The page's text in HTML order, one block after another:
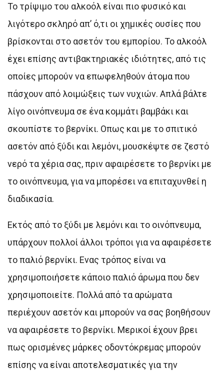
Το τρίψιμο του αλκοόλ είναι πιο φυσικό και
λιγότερο σκληρό απ’ ό,τι οι χημικές ουσίες που
βρίσκονται στο ασετόν του εμπορίου. Το αλκοόλ
έχει επίσης αντιβακτηριακές ιδιότητες, από τις
οποίες μπορούν να επωφεληθούν άτομα που
πάσχουν από λοιμώξεις των νυχιών. Απλά βάλτε
λίγο οινόπνευμα σε ένα κομμάτι βαμβάκι και
σκουπίστε το βερνίκι. Οπως και με το σπιτικό
ασετόν από ξύδι και λεμόνι, μουσκέψτε σε ζεστό
νερό τα χέρια σας, πριν αφαιρέσετε το βερνίκι με
το οινόπνευμα, για να μπορέσει να επιταχυνθεί η
διαδικασία.
Εκτός από το ξύδι με λεμόνι και το οινόπνευμα,
υπάρχουν πολλοί άλλοι τρόποι για να αφαιρέσετε
το παλιό βερνίκι. Ενας τρόπος είναι να
χρησιμοποιήσετε κάποιο παλιό άρωμα που δεν
χρησιμοποιείτε. Πολλά από τα αρώματα
περιέχουν ασετόν και μπορούν να σας βοηθήσουν
να αφαιρέσετε το βερνίκι. Μερικοί έχουν βρει
πως ορισμένες μάρκες οδοντόκρεμας μπορούν
επίσης να είναι αποτελεσματικές για την